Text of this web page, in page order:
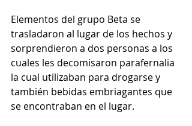
Elementos del grupo Beta se
trasladaron al lugar de los hechos y
sorprendieron a dos personas a los
cuales les decomisaron parafernalia
la cual utilizaban para drogarse y
también bebidas embriagantes que
se encontraban en el lugar.